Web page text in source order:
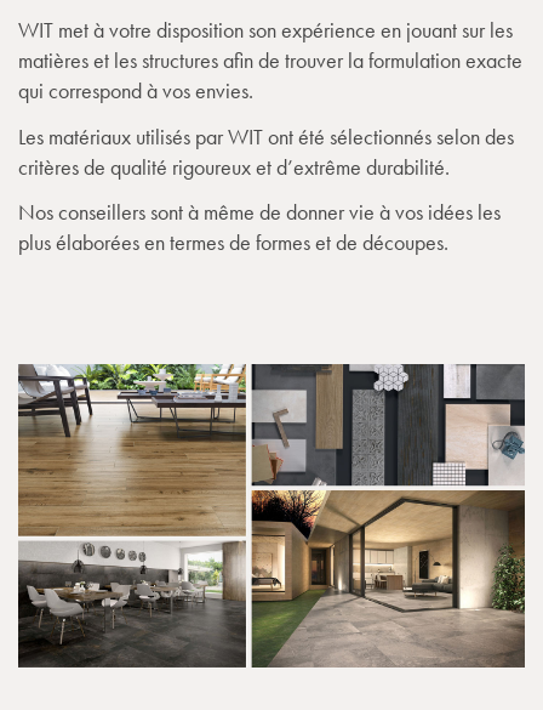
WIT met à votre disposition son expérience en jouant sur les
matières et les structures afin de trouver la formulation exacte
qui correspond à vos envies.
Les matériaux utilisés par WIT ont été sélectionnés selon des
critères de qualité rigoureux et d’extrême durabilité.
Nos conseillers sont à même de donner vie à vos idées les
plus élaborées en termes de formes et de découpes.